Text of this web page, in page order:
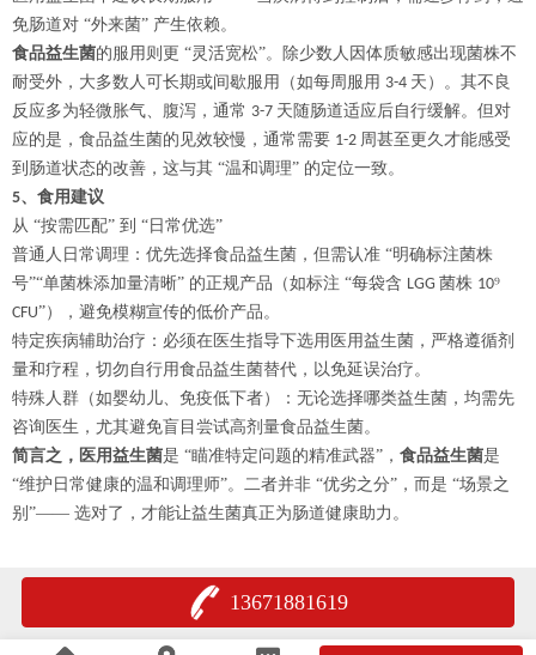
免肠道对 “外来菌” 产生依赖。
食品益生菌的服用则更 “灵活宽松”。除少数人因体质敏感出现菌株不
耐受外，大多数人可长期或间歇服用（如每周服用 3-4 天）。其不良
反应多为轻微胀气、腹泻，通常 3-7 天随肠道适应后自行缓解。但对
应的是，食品益生菌的见效较慢，通常需要 1-2 周甚至更久才能感受
到肠道状态的改善，这与其 “温和调理” 的定位一致。
5、食用建议
从 “按需匹配” 到 “日常优选”
普通人日常调理：优先选择食品益生菌，但需认准 “明确标注菌株
号”“单菌株添加量清晰” 的正规产品（如标注 “每袋含 LGG 菌株 10⁹
CFU”），避免模糊宣传的低价产品。
特定疾病辅助治疗：必须在医生指导下选用医用益生菌，严格遵循剂
量和疗程，切勿自行用食品益生菌替代，以免延误治疗。
特殊人群（如婴幼儿、免疫低下者）：无论选择哪类益生菌，均需先
咨询医生，尤其避免盲目尝试高剂量食品益生菌。
简言之， 医用益生菌是 “瞄准特定问题的精准武器”， 食品益生菌是
“维护日常健康的温和调理师”。二者并非 “优劣之分”，而是 “场景之
别”—— 选对了，才能让益生菌真正为肠道健康助力。
13671881619